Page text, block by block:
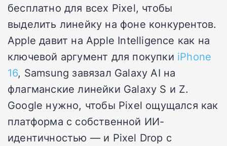
бесплатно для всех Pixel, чтобы
выделить линейку на фоне конкурентов.
Apple давит на Apple Intelligence как на
ключевой аргумент для покупки iPhone
16, Samsung завязал Galaxy AI на
флагманские линейки Galaxy S и Z.
Google нужно, чтобы Pixel ощущался как
платформа с собственной ИИ-
идентичностью — и Pixel Drop с